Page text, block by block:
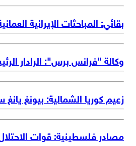
بقائي: المباحثات الإيرانية
وكالة "فرانس برس": الرادار
زعيم كوريا الشمالية: بيونغ
مصادر فلسطينية: قوات